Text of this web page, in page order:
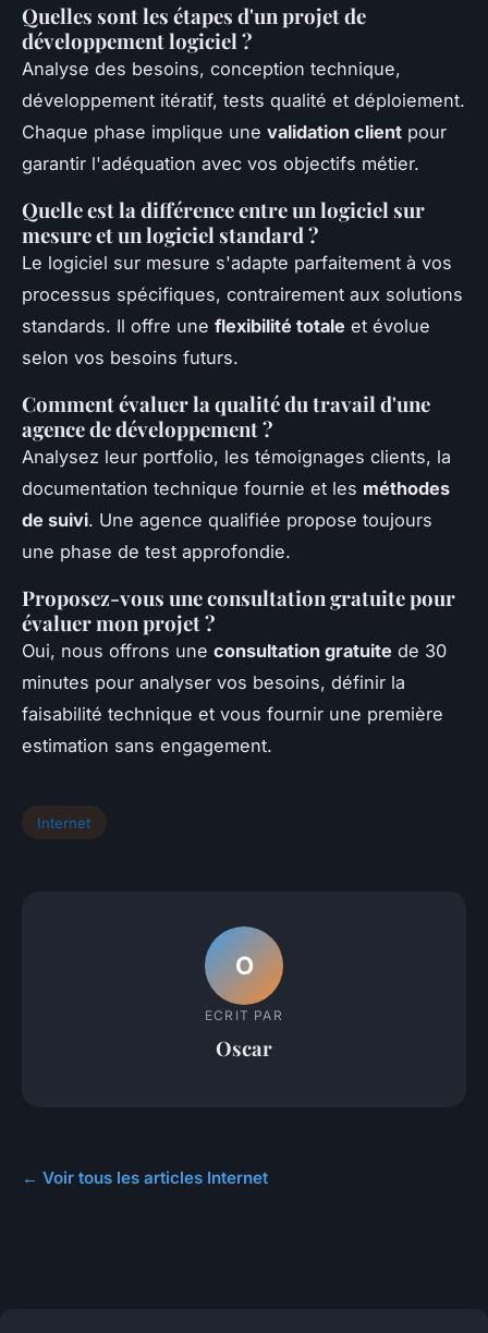
Quelles sont les étapes d'un projet de
développement logiciel ?
Analyse des besoins, conception technique,
développement itératif, tests qualité et déploiement.
Chaque phase implique une validation client pour
garantir l'adéquation avec vos objectifs métier.
Quelle est la différence entre un logiciel sur
mesure et un logiciel standard ?
Le logiciel sur mesure s'adapte parfaitement à vos
processus spécifiques, contrairement aux solutions
standards. Il offre une flexibilité totale et évolue
selon vos besoins futurs.
Comment évaluer la qualité du travail d'une
agence de développement ?
Analysez leur portfolio, les témoignages clients, la
documentation technique fournie et les méthodes
de suivi. Une agence qualifiée propose toujours
une phase de test approfondie.
Proposez-vous une consultation gratuite pour
évaluer mon projet ?
Oui, nous offrons une consultation gratuite de 30
minutes pour analyser vos besoins, définir la
faisabilité technique et vous fournir une première
estimation sans engagement.
Internet
O
ECRIT PAR
Oscar
← Voir tous les articles Internet